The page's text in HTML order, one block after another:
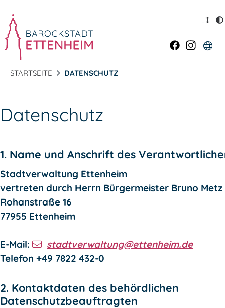
STARTSEITE DATENSCHUTZ
Datenschutz
1. Name und Anschrift des
Stadtverwaltung Ettenheim
vertreten durch Herrn Bürgermeister Bruno Metz
Rohanstraße 16
77955 Ettenheim
E-Mail:
stadtverwaltung@ettenheim.de
Telefon +49 7822 432-0
2. Kontaktdaten des behördlichen
Datenschutzbeauftragten